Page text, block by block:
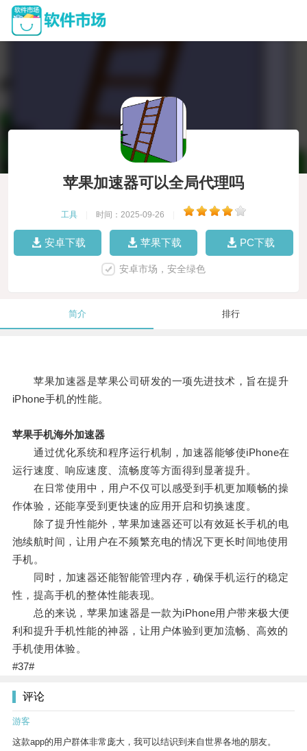
苹果加速器可以全局代理吗
工具 时间：2025-09-26
安卓下载 苹果下载 PC下载
安卓市场，安全绿色
简介 排行
苹果加速器是苹果公司研发的一项先进技术，旨在提升
iPhone手机的性能。
苹果手机海外加速器
通过优化系统和程序运行机制，加速器能够使iPhone在
运行速度、响应速度、流畅度等方面得到显著提升。
在日常使用中，用户不仅可以感受到手机更加顺畅的操
作体验，还能享受到更快速的应用开启和切换速度。
除了提升性能外，苹果加速器还可以有效延长手机的电
池续航时间，让用户在不频繁充电的情况下更长时间地使用
手机。
同时，加速器还能智能管理内存，确保手机运行的稳定
性，提高手机的整体性能表现。
总的来说，苹果加速器是一款为iPhone用户带来极大便
利和提升手机性能的神器，让用户体验到更加流畅、高效的
手机使用体验。
#37#
评论
游客
这款app的用户群体非常庞大，我可以结识到来自世界各地的朋友。